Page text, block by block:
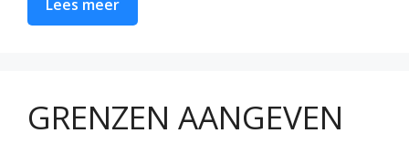
Lees meer
GRENZEN AANGEVEN